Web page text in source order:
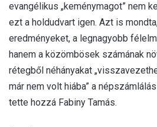
evangélikus „keménymagot” nem
ezt a holdudvart igen. Azt is
eredményeket, a legnagyobb
hanem a közömbösek számának
rétegből néhányakat
már nem volt hiába” a
tette hozzá Fabiny Tamás.